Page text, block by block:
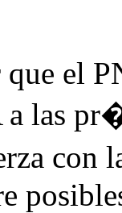
el
las
con